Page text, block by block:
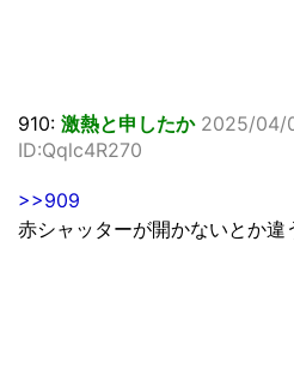
910: 激熱と申したか 2025/04/
ID:Qqlc4R270
>>909
赤シャッターが開かないとか違